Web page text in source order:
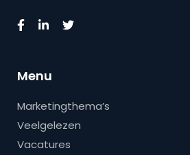
Menu
Marketingthema’s
Veelgelezen
Vacatures